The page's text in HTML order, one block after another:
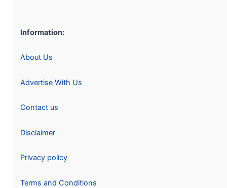
Information:
About Us
Advertise With Us
Contact us
Disclaimer
Privacy policy
Terms and Conditions